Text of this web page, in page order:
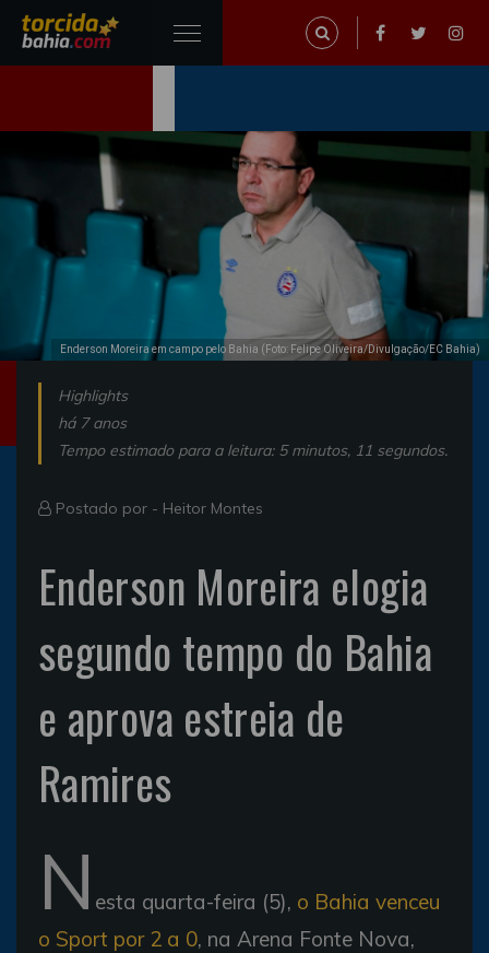
Enderson Moreira em campo pelo Bahia (Foto: Felipe Oliveira/Divulgação/EC Bahia)
Highlights
há 7 anos
Tempo estimado para a leitura: 5 minutos, 11 segundos.
Postado por - Heitor Montes
Enderson Moreira elogia
segundo tempo do Bahia
e aprova estreia de
Ramires
N esta quarta-feira (5), o Bahia venceu
o Sport por 2 a 0, na Arena Fonte Nova,